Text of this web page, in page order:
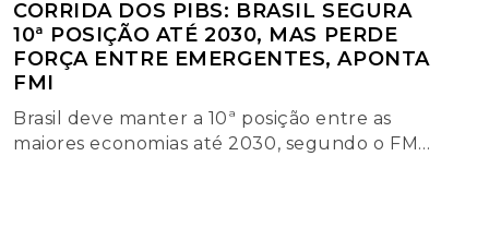
CORRIDA DOS PIBS: BRASIL SEGURA
10ª POSIÇÃO ATÉ 2030, MAS PERDE
FORÇA ENTRE EMERGENTES, APONTA
FMI
Brasil deve manter a 10ª posição entre as
maiores economias até 2030, segundo o FMI,